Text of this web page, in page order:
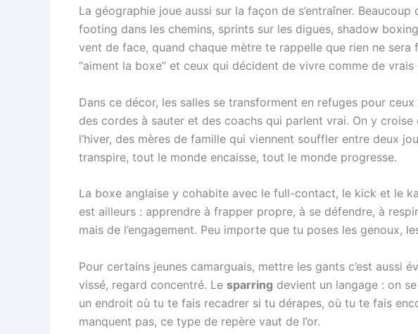
La géographie joue aussi sur la façon de s’entraîner.
footing dans les chemins, sprints sur les digues, shadow
vent de face, quand chaque mètre te rappelle que rien ne
“aiment la boxe” et ceux qui décident de vivre comme de
Dans ce décor, les salles se transforment en refuges pour
des cordes à sauter et des coachs qui parlent vrai. On y
l’hiver, des mères de famille qui viennent souffler entre deux
transpire, tout le monde encaisse, tout le monde progresse.
La boxe anglaise y cohabite avec le full-contact, le kick et le
est ailleurs : apprendre à frapper propre, à se défendre, à
mais de l’engagement. Peu importe que tu poses les genoux,
Pour certains jeunes camarguais, mettre les gants c’est aussi
vissé, regard concentré. Le sparring devient un langage : on
un endroit où tu te fais recadrer si tu dérapes, où tu te fais
manquent pas, ce type de repère vaut de l’or.